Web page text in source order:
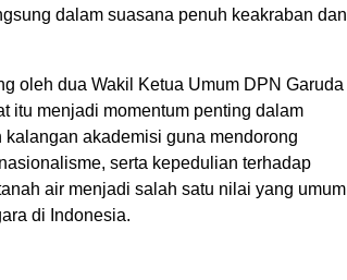
dalam suasana penuh keakraban dan
oleh dua Wakil Ketua Umum DPN Garuda
itu menjadi momentum penting dalam
akademisi guna mendorong
serta kepedulian terhadap
air menjadi salah satu nilai yang umum
di Indonesia.